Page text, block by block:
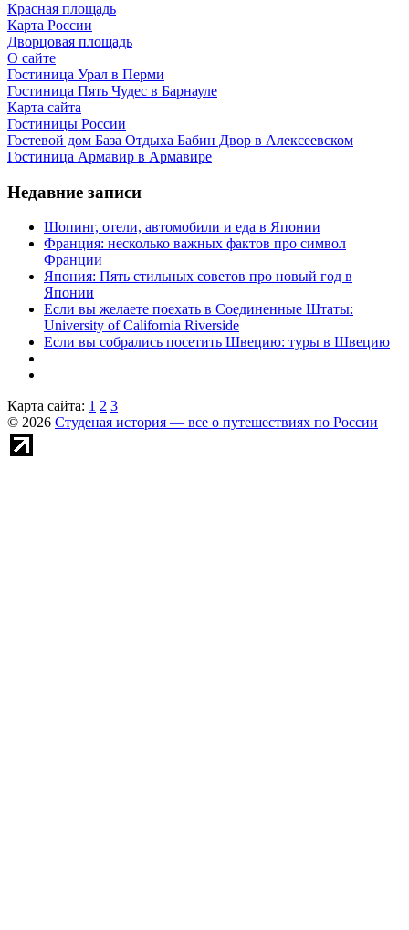
Красная площадь
Карта России
Дворцовая площадь
О сайте
Гостиница Урал в Перми
Гостиница Пять Чудес в Барнауле
Карта сайта
Гостиницы России
Гостевой дом База Отдыха Бабин Двор в Алексеевском
Гостиница Армавир в Армавире
Недавние записи
Шопинг, отели, автомобили и еда в Японии
Франция: несколько важных фактов про символ
Франции
Япония: Пять стильных советов про новый год в
Японии
Если вы желаете поехать в Соединенные Штаты:
University of California Riverside
Если вы собрались посетить Швецию: туры в Швецию
Карта сайта: 1 2 3
© 2026 Студеная история — все о путешествиях по России